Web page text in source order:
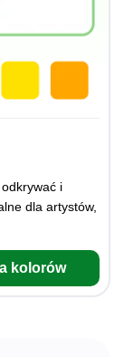
i
dla artystów,
kolorów